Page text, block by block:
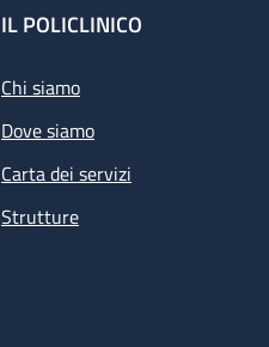
Footer
IL POLICLINICO
Chi siamo
Dove siamo
Carta dei servizi
Strutture